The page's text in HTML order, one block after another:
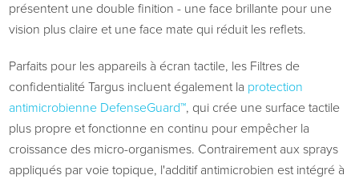
présentent une double finition - une face brillante pour une
vision plus claire et une face mate qui réduit les reflets.
Parfaits pour les appareils à écran tactile, les Filtres de
confidentialité Targus incluent également la protection
antimicrobienne DefenseGuard™, qui crée une surface tactile
plus propre et fonctionne en continu pour empêcher la
croissance des micro-organismes. Contrairement aux sprays
appliqués par voie topique, l'additif antimicrobien est intégré à